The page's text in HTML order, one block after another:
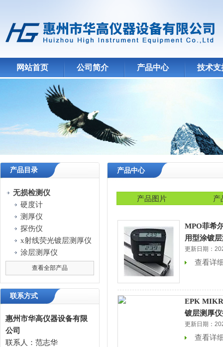
网站首页 公司简介 产品中心 技术支
产品目录
无损检测仪
硬度计
测厚仪
探伤仪
x射线荧光镀层测厚仪
涂层测厚仪
查看全部产品
联系方式
惠州市华高仪器设备有限
公司
联系人：范志华
产品中心
产品图片 产
MPO菲希
用型涂镀
更新日期：
查看详
EPK
镀层测厚
更新日期：
查看详